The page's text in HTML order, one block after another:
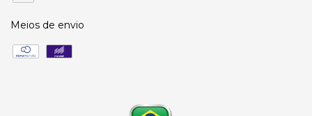
Meios de envio